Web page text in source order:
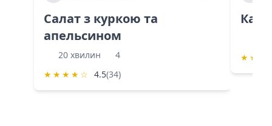
Салат з куркою та
апельсином
20 хвилин
4
★ ★ ★ ★ ☆ 4.5(34)
★ ★